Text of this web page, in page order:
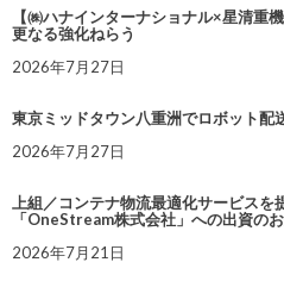
【㈱ハナインターナショナル×星清重
更なる強化ねらう
2026年7月27日
東京ミッドタウン八重洲でロボット配
2026年7月27日
上組／コンテナ物流最適化サービスを
「OneStream株式会社」への出資の
2026年7月21日